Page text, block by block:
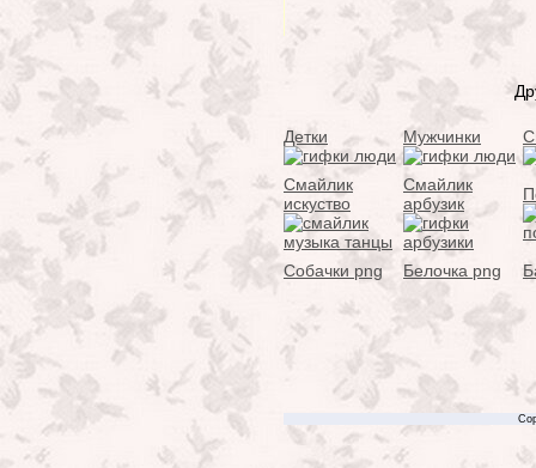
Детки Мужчинки
Смайлик
искуство
Смайлик
арбузик
Собачки png Белочка png